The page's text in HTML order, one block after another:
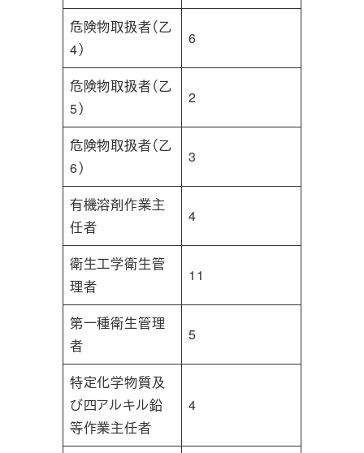
危険物取扱者（乙
4）
6
危険物取扱者（乙
5）
2
危険物取扱者（乙
6）
3
有機溶剤作業主
任者
4
衛生工学衛生管
理者
11
第一種衛生管理
者
5
特定化学物質及
び四アルキル鉛
等作業主任者
4